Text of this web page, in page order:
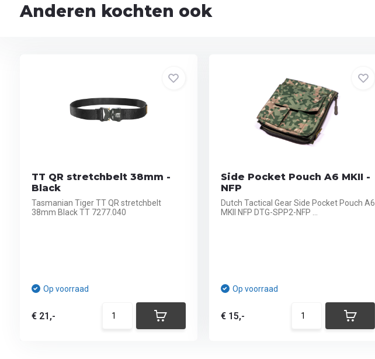
Anderen kochten ook
TT QR stretchbelt 38mm -
Black
Tasmanian Tiger TT QR stretchbelt
38mm Black TT 7277.040
Op voorraad
€ 21,-
Side Pocket Pouch A6 MKII -
NFP
Dutch Tactical Gear Side Pocket Pouch A6
MKII NFP DTG-SPP2-NFP ...
Op voorraad
€ 15,-